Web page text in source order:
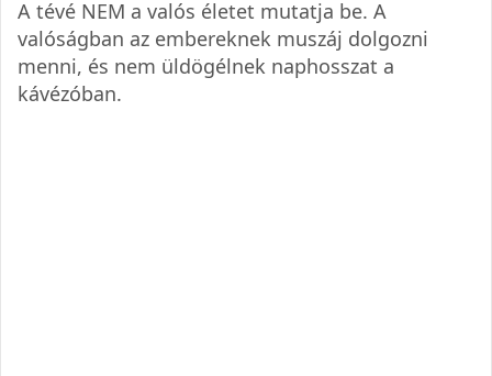
A tévé NEM a valós életet mutatja be. A
valóságban az embereknek muszáj dolgozni
menni, és nem üldögélnek naphosszat a
kávézóban.